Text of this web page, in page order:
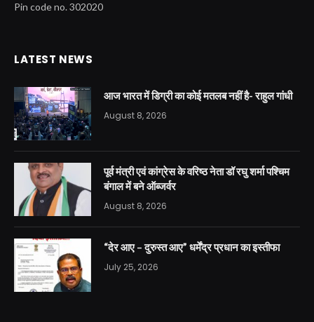
Pin code no. 302020
LATEST NEWS
आज भारत में डिग्री का कोई मतलब नहीं है- राहुल गांधी
August 8, 2026
पूर्व मंत्री एवं कांग्रेस के वरिष्ठ नेता डॉ रघु शर्मा पश्चिम
बंगाल में बने ऑब्जर्वर
August 8, 2026
“देर आए – दुरुस्त आए” धर्मेंद्र प्रधान का इस्तीफा
July 25, 2026